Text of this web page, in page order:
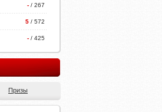
- / 267
5 / 572
- / 425
Призы